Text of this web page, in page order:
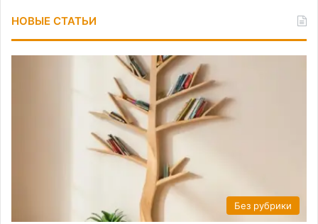
НОВЫЕ СТАТЬИ
Без рубрики